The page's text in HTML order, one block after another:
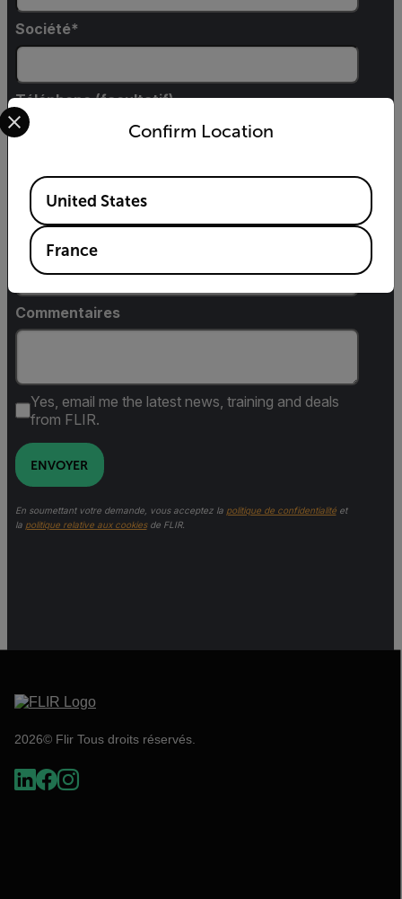
Société
Téléphone (facultatif)
Country *
Commentaires
Yes, email me the latest news, training and deals
from FLIR.
ENVOYER
En soumettant votre demande, vous acceptez la politique de confidentialitéet
la politique relative aux cookiesde FLIR.
2026© Flir Tous droits réservés.
Confirm Location
Select your preferred country and language from the
Available Locations
United States
France